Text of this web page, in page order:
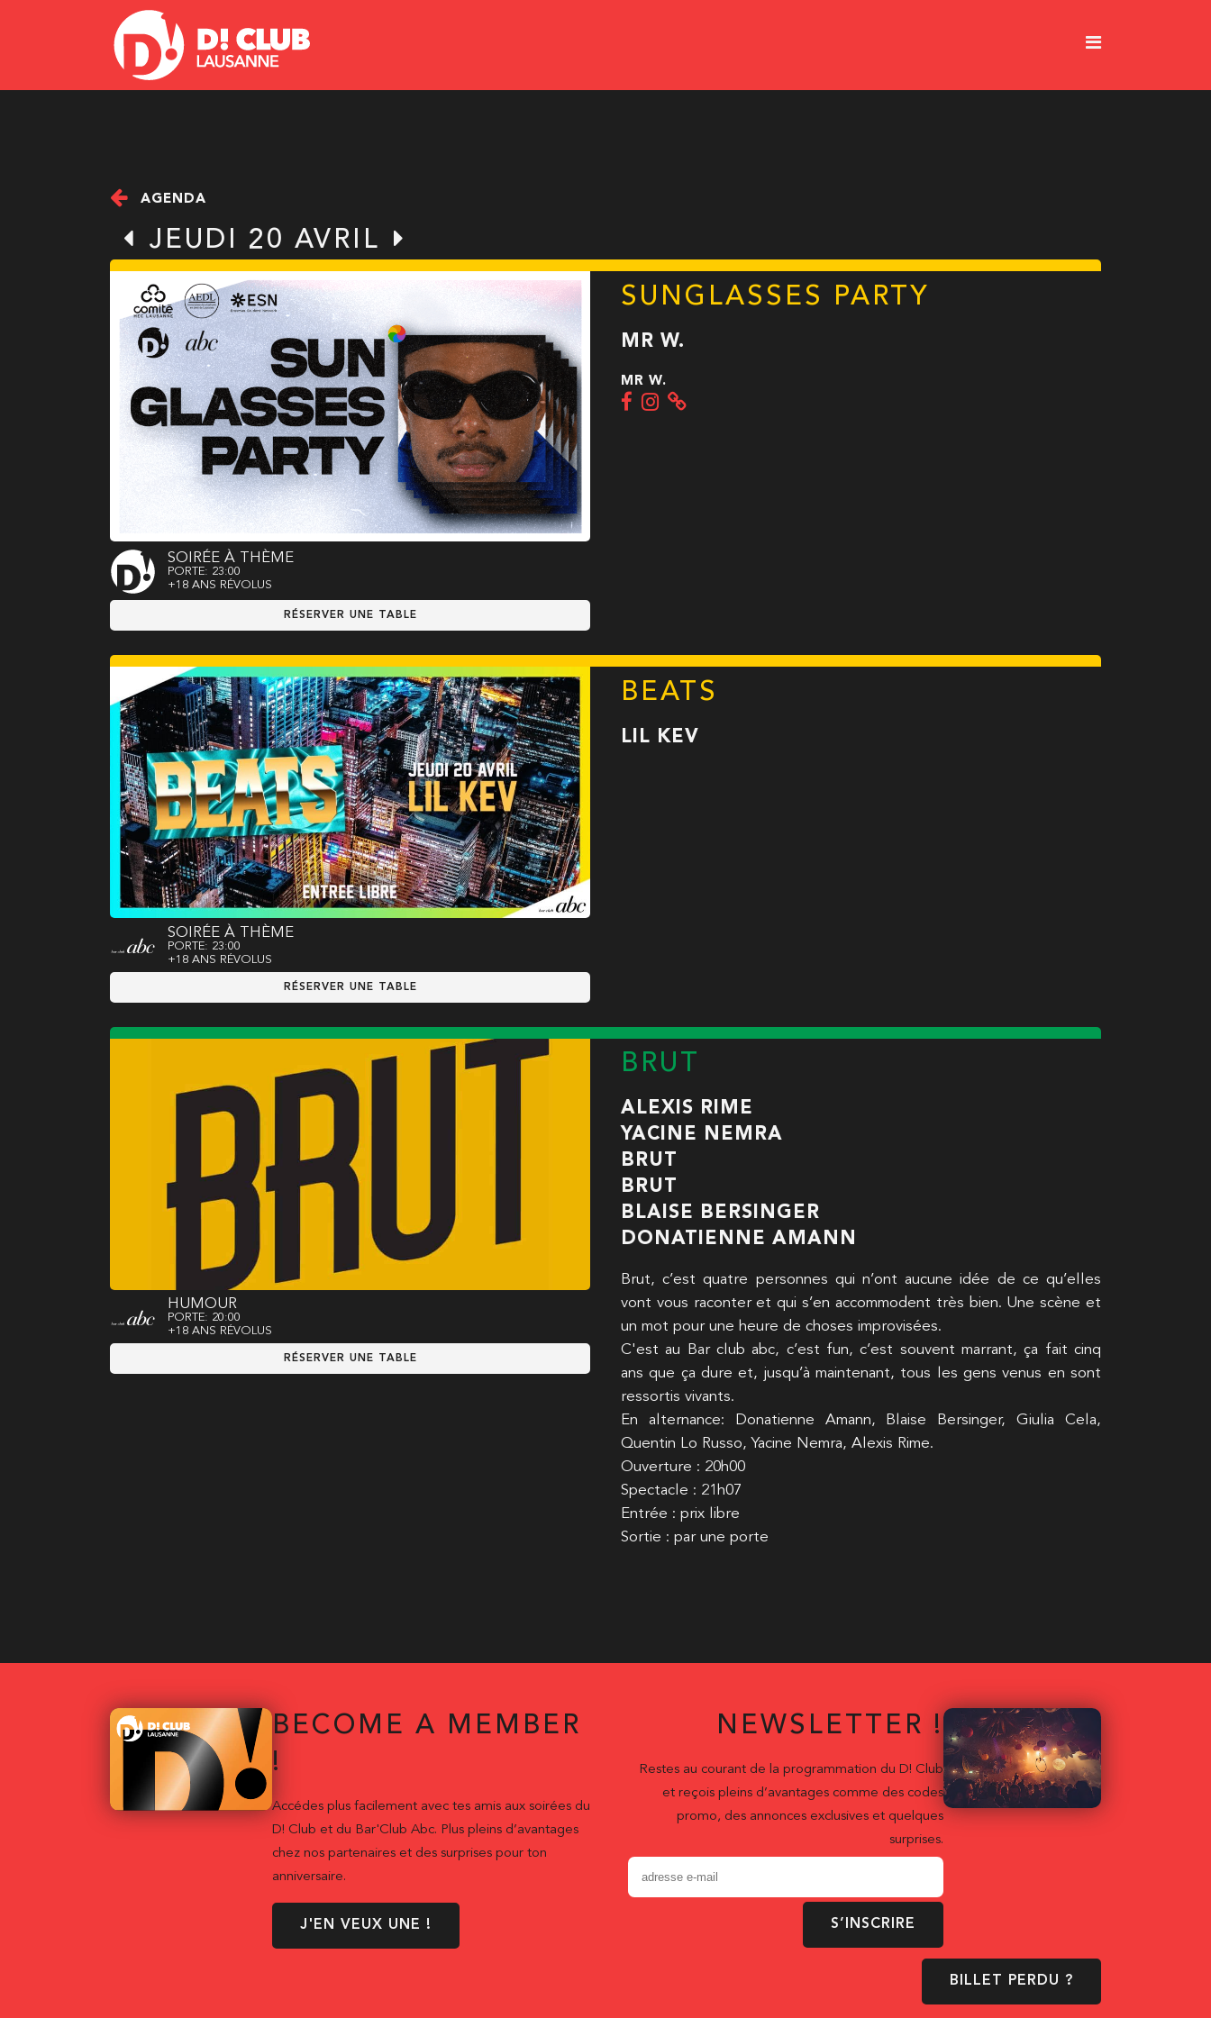
AGENDA
JEUDI 20 AVRIL
SOIRÉE À THÈME
PORTE: 23:00
+18 ANS RÉVOLUS
RÉSERVER UNE TABLE
SUNGLASSES PARTY
MR W.
MR W.
SOIRÉE À THÈME
PORTE: 23:00
+18 ANS RÉVOLUS
RÉSERVER UNE TABLE
BEATS
LIL KEV
HUMOUR
PORTE: 20:00
+18 ANS RÉVOLUS
RÉSERVER UNE TABLE
BRUT
ALEXIS RIME
YACINE NEMRA
BRUT
BRUT
BLAISE BERSINGER
DONATIENNE AMANN
Brut, c’est quatre personnes qui n’ont aucune idée de ce qu’elles
vont vous raconter et qui s’en accommodent très bien. Une scène et
un mot pour une heure de choses improvisées.
C'est au Bar club abc, c’est fun, c’est souvent marrant, ça fait cinq
ans que ça dure et, jusqu’à maintenant, tous les gens venus en sont
ressortis vivants.
En alternance: Donatienne Amann, Blaise Bersinger, Giulia Cela,
Quentin Lo Russo, Yacine Nemra, Alexis Rime.
Ouverture : 20h00
Spectacle : 21h07
Entrée : prix libre
Sortie : par une porte
BECOME A MEMBER
!
Accédes plus facilement avec tes amis aux soirées du
D! Club et du Bar'Club Abc. Plus pleins d’avantages
chez nos partenaires et des surprises pour ton
anniversaire.
J'EN VEUX UNE !
NEWSLETTER !
Restes au courant de la programmation du D! Club
et reçois pleins d’avantages comme des codes
promo, des annonces exclusives et quelques
surprises.
S’INSCRIRE
BILLET PERDU ?